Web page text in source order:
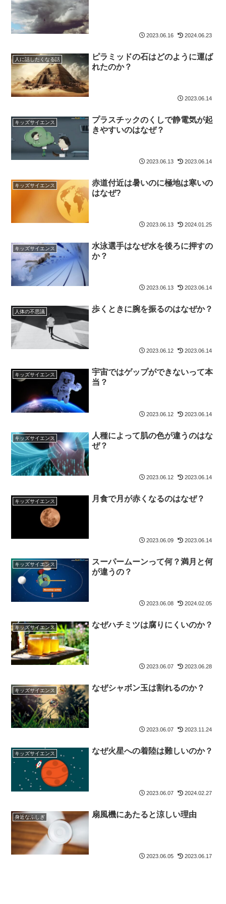
2023.06.16 2024.06.23
人に話したくなる話
ピラミッドの石はどのように運ば
れたのか？
2023.06.14
キッズサイエンス
プラスチックのくしで静電気が起
きやすいのはなぜ？
2023.06.13 2023.06.14
キッズサイエンス
赤道付近は暑いのに極地は寒いの
はなぜ?
2023.06.13 2024.01.25
キッズサイエンス
水泳選手はなぜ水を後ろに押すの
か？
2023.06.13 2023.06.14
人体の不思議 歩くときに腕を振るのはなぜか？
2023.06.12 2023.06.14
キッズサイエンス
宇宙ではゲップができないって本
当？
2023.06.12 2023.06.14
キッズサイエンス
人種によって肌の色が違うのはな
ぜ？
2023.06.12 2023.06.14
キッズサイエンス 月食で月が赤くなるのはなぜ？
2023.06.09 2023.06.14
キッズサイエンス
スーパームーンって何？満月と何
が違うの？
2023.06.08 2024.02.05
キッズサイエンス なぜハチミツは腐りにくいのか？
2023.06.07 2023.06.28
キッズサイエンス なぜシャボン玉は割れるのか？
2023.06.07 2023.11.24
キッズサイエンス なぜ火星への着陸は難しいのか？
2023.06.07 2024.02.27
身近なふしぎ 扇風機にあたると涼しい理由
2023.06.05 2023.06.17